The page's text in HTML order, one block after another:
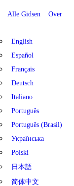
Alle Gidsen Over
English
Español
Français
Deutsch
Italiano
Português
Português (Brasil)
Українська
Polski
日本語
简体中文